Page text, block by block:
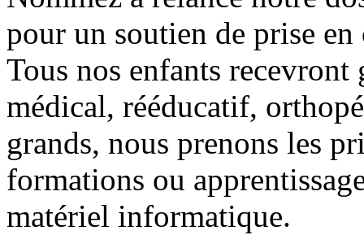
pour un soutien de prise en
Tous nos enfants
médical, rééducatif,
grands, nous prenons les
formations ou
matériel informatique.